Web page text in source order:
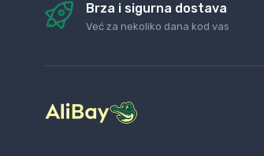
Brza i sigurna dostava
Već za nekoliko dana kod vas